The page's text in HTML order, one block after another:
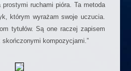
prostymi ruchami pióra. Ta metoda
którym wyrażam swoje uczucia.
tytułów. Są one raczej zapisem
skończonymi kompozycjami.”